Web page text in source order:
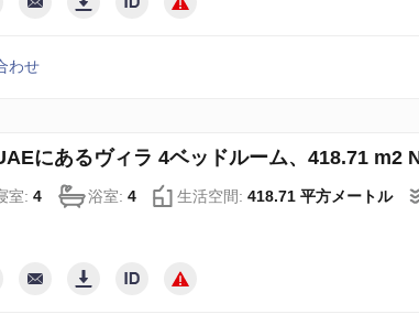
わせ
にあるヴィラ 4ベッドルーム、418.71 m2
室: 4 浴室: 4 生活空間: 418.71 平方メートル